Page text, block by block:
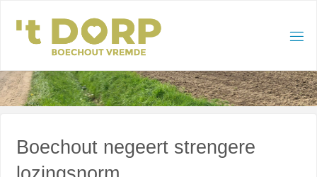
content
Boechout negeert strengere